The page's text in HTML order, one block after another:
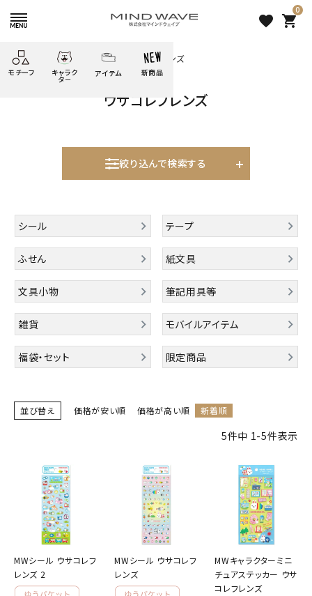
favorite
0
shopping_cart
モチーフ キャラク
タ－
うさぎの
ムーちゃん
ゆるあにまる
ウサコレフレンズ
その他
アイテム
雑貨
新商品
新着商品
人気商品から探す
モチーフから探す
キャラクターから探す
INFORMATION
ご利用ガイド
よくあるご質問
プライバシーポリシー
特定商取引法について
お問い合わせ
HOME すべての商品 ウサコレフレンズ
ウサコレフレンズ
絞り込んで検索する
シール テープ
ふせん 紙文具
文具小物 筆記用具等
雑貨 モバイルアイテム
福袋・セット 限定商品
並び替え 価格が安い順 価格が高い順 新着順
5件中 1-5件表示
MWシール ウサコレフ
レンズ 2
MWシール ウサコレフ
レンズ
MWキャラクターミニ
チュアステッカー ウサ
コレフレンズ